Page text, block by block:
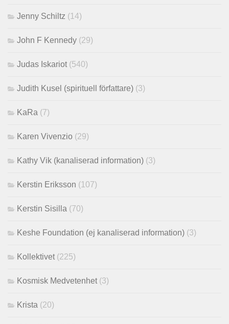
Jenny Schiltz (14)
John F Kennedy (29)
Judas Iskariot (540)
Judith Kusel (spirituell författare) (3)
KaRa (7)
Karen Vivenzio (29)
Kathy Vik (kanaliserad information) (3)
Kerstin Eriksson (107)
Kerstin Sisilla (70)
Keshe Foundation (ej kanaliserad information) (3)
Kollektivet (225)
Kosmisk Medvetenhet (3)
Krista (20)